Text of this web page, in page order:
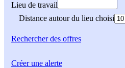
Lieu de travail
Distance autour du lieu choisi
Rechercherdes offres
Créer une alerte